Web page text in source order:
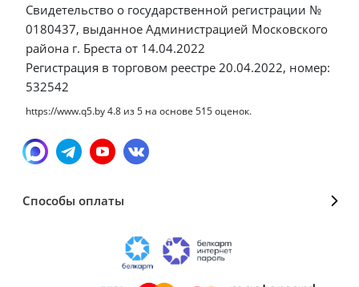
Свидетельство о государственной регистрации №
0180437, выданное Администрацией Московского
района г. Бреста от 14.04.2022
Регистрация в торговом реестре 20.04.2022, номер:
532542
https://www.q5.by4.8 из5 на основе 515оценок.
Способы оплаты